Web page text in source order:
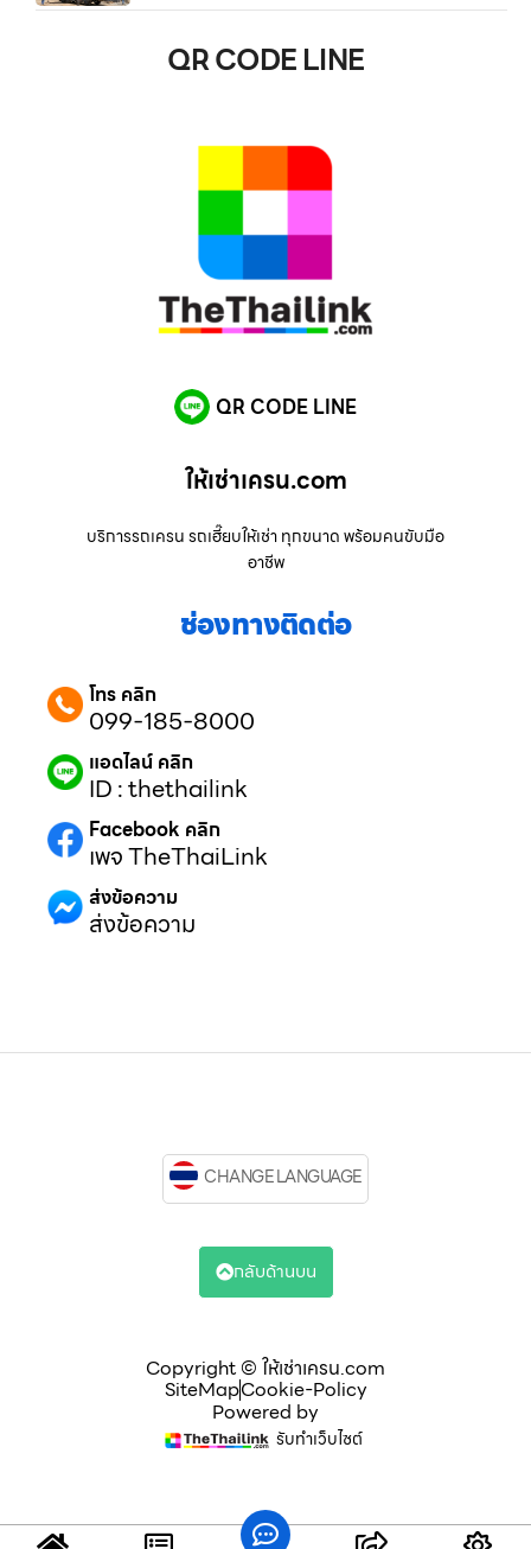
QR CODE LINE
QR CODE LINE
ให้เช่าเครน.com
บริการรถเครน รถเฮี๊ยบให้เช่า ทุกขนาด พร้อมคนขับมือ
อาชีพ
ช่องทางติดต่อ
โทร คลิก
099-185-8000
แอดไลน์ คลิก
ID : thethailink
Facebook คลิก
เพจ TheThaiLink
ส่งข้อความ
ส่งข้อความ
Copyright © ให้เช่าเครน.com
SiteMapCookie-Policy
Powered by
รับทำเว็บไซต์
CHANGE LANGUAGE
กลับด้านบน